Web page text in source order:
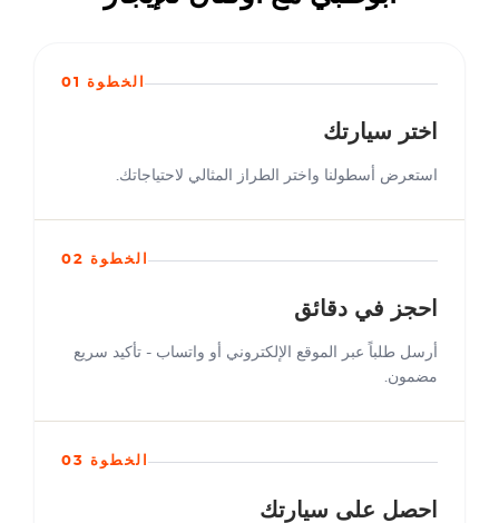
الخطوة 01
اختر سيارتك
استعرض أسطولنا واختر الطراز المثالي لاحتياجاتك.
الخطوة 02
احجز في دقائق
أرسل طلباً عبر الموقع الإلكتروني أو واتساب - تأكيد سريع
مضمون.
الخطوة 03
احصل على سيارتك